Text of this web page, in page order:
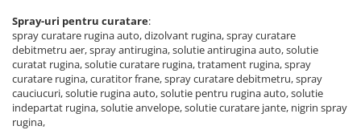
Spray-uri pentru curatare:
spray curatare rugina auto, dizolvant rugina, spray curatare
debitmetru aer, spray antirugina, solutie antirugina auto, solutie
curatat rugina, solutie curatare rugina, tratament rugina, spray
curatare rugina, curatitor frane, spray curatare debitmetru, spray
cauciucuri, solutie rugina auto, solutie pentru rugina auto, solutie
indepartat rugina, solutie anvelope, solutie curatare jante, nigrin spray
rugina,